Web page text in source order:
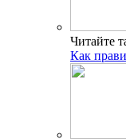
Читайте
Как